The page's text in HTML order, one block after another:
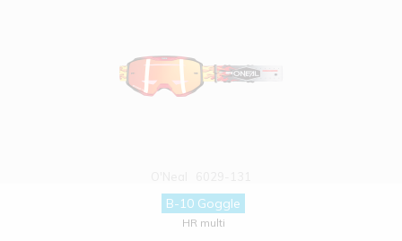
B-10 Goggle
HR multi